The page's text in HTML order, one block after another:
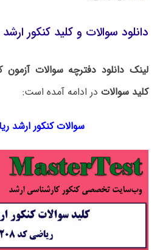
دانلود سوالات و کلید کنکور ارشد
لینک دانلود دفترچه سوالات
کلید سوالات در ادامه آمده است:
سوالات کنکور ارشد